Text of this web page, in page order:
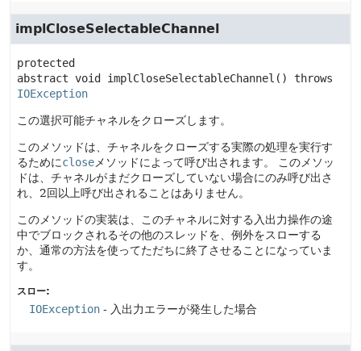
implCloseSelectableChannel
protected
abstract void implCloseSelectableChannel () throws
IOException
この選択可能チャネルをクローズします。
このメソッドは、チャネルをクローズする実際の処理を実行す
るためにclose メソッドによって呼び出されます。
このメソッ
ドは、チャネルがまだクローズしていない場合にのみ呼び出さ
れ、2回以上呼び出されることはありません。
このメソッドの実装は、このチャネルに対する入出力操作の途
中でブロックされるその他のスレッドを、例外をスローする
か、通常の方法を使ってただちに終了させることになっていま
す。
スロー:
IOException - 入出力エラーが発生した場合